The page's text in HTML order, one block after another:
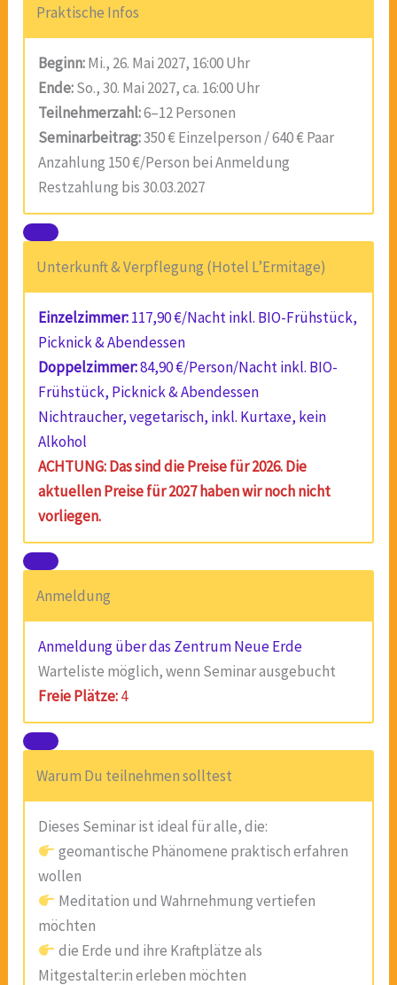
Praktische Infos
Beginn:Mi., 26. Mai 2027, 16:00 Uhr
Ende:So., 30. Mai 2027, ca. 16:00 Uhr
Teilnehmerzahl:6–12 Personen
Seminarbeitrag:350 € Einzelperson / 640 € Paar
Anzahlung 150 €/Person bei Anmeldung
Restzahlung bis 30.03.2027
Unterkunft & Verpflegung (Hotel L’Ermitage)
Einzelzimmer:117,90 €/Nacht inkl. BIO-Frühstück,
Picknick & Abendessen
Doppelzimmer:84,90 €/Person/Nacht inkl. BIO-
Frühstück, Picknick & Abendessen
Nichtraucher, vegetarisch, inkl. Kurtaxe, kein
Alkohol
ACHTUNG: Das sind die Preise für 2026. Die
aktuellen Preise für 2027 haben wir noch nicht
vorliegen.
Anmeldung
Anmeldung über das Zentrum Neue Erde
Warteliste möglich, wenn Seminar ausgebucht
Freie Plätze:4
Warum Du teilnehmen solltest
Dieses Seminar ist ideal für alle, die:
geomantische Phänomene praktisch erfahren
wollen
Meditation und Wahrnehmung vertiefen
möchten
die Erde und ihre Kraftplätze als
Mitgestalter:in erleben möchten